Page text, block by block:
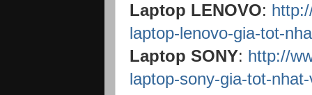
Laptop LENOVO:
laptop-lenovo-gia-tot-
Laptop SONY: http://
laptop-sony-gia-tot-